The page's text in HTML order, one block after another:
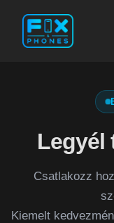
Legyél
Csatlakozz
Kiemelt